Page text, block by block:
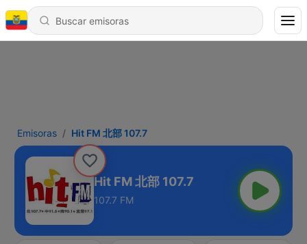
Emisoras Hit FM 北部 107.7
Hit FM 北部 107.7
107.7 FM